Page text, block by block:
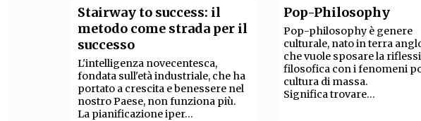
Stairway to success: il
metodo come strada per il
successo
L'intelligenza novecentesca,
fondata sull'età industriale, che ha
portato a crescita e benessere nel
nostro Paese, non funziona più.
La pianificazione iper...
Pop-Philosophy
Pop-philosophy è genere
culturale, nato in terra
che vuole sposare la
filosofica con i fenomeni
cultura di massa.
Significa trovare...